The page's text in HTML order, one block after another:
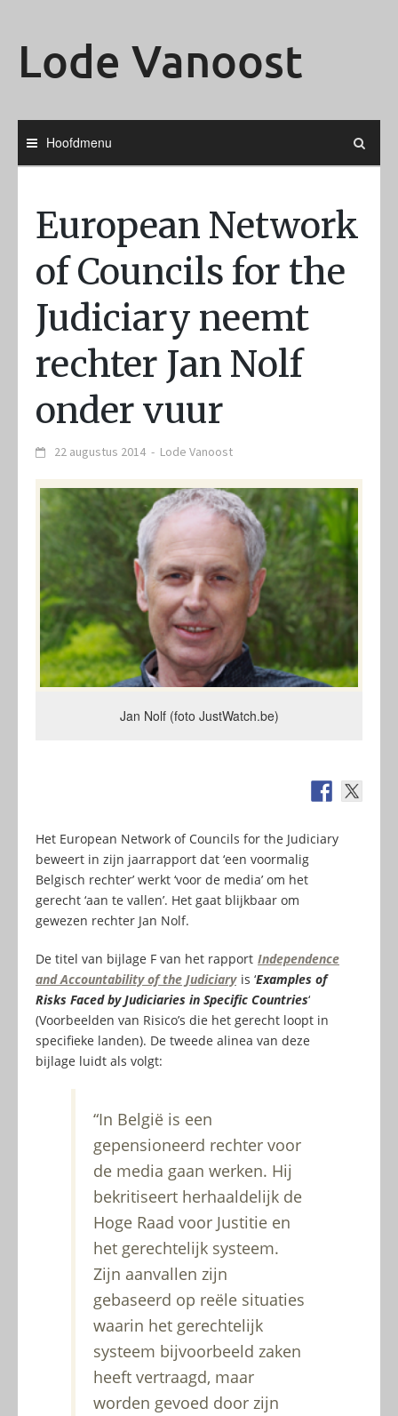
Lode Vanoost
Hoofdmenu
European Network
of Councils for the
Judiciary neemt
rechter Jan Nolf
onder vuur
22 augustus 2014 - Lode Vanoost
Jan Nolf (foto JustWatch.be)
Het European Network of Councils for the Judiciary
beweert in zijn jaarrapport dat ‘een voormalig
Belgisch rechter’ werkt ‘voor de media’ om het
gerecht ‘aan te vallen’. Het gaat blijkbaar om
gewezen rechter Jan Nolf.
De titel van bijlage F van het rapport Independence
and Accountability of the Judiciary is ‘Examples of
Risks Faced by Judiciaries in Specific Countries‘
(Voorbeelden van Risico’s die het gerecht loopt in
specifieke landen). De tweede alinea van deze
bijlage luidt als volgt:
“In België is een
gepensioneerd rechter voor
de media gaan werken. Hij
bekritiseert herhaaldelijk de
Hoge Raad voor Justitie en
het gerechtelijk systeem.
Zijn aanvallen zijn
gebaseerd op reële situaties
waarin het gerechtelijk
systeem bijvoorbeeld zaken
heeft vertraagd, maar
worden gevoed door zijn